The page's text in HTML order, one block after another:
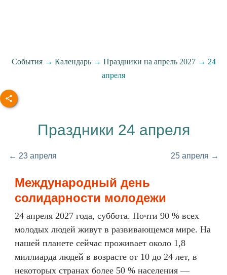
События→ Календарь→ Праздники на апрель 2027→ 24
апреля
Праздники 24 апреля
← 23 апреля 25 апреля →
Международный день
солидарности молодежи
24 апреля 2027 года, суббота. Почти 90 % всех
молодых людей живут в развивающемся мире. На
нашей планете сейчас проживает около 1,8
миллиарда людей в возрасте от 10 до 24 лет, в
некоторых странах более 50 % населения —